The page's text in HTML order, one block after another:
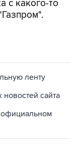
сайта
официальном